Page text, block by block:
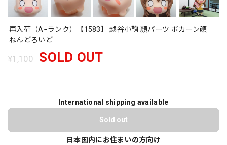
再入荷（A−ランク）【1583】 越谷小鞠 顔パーツ ポカーン顔
ねんどろいど
¥1,100 SOLD OUT
International shipping available
Sold out
日本国内にお住まいの方向け